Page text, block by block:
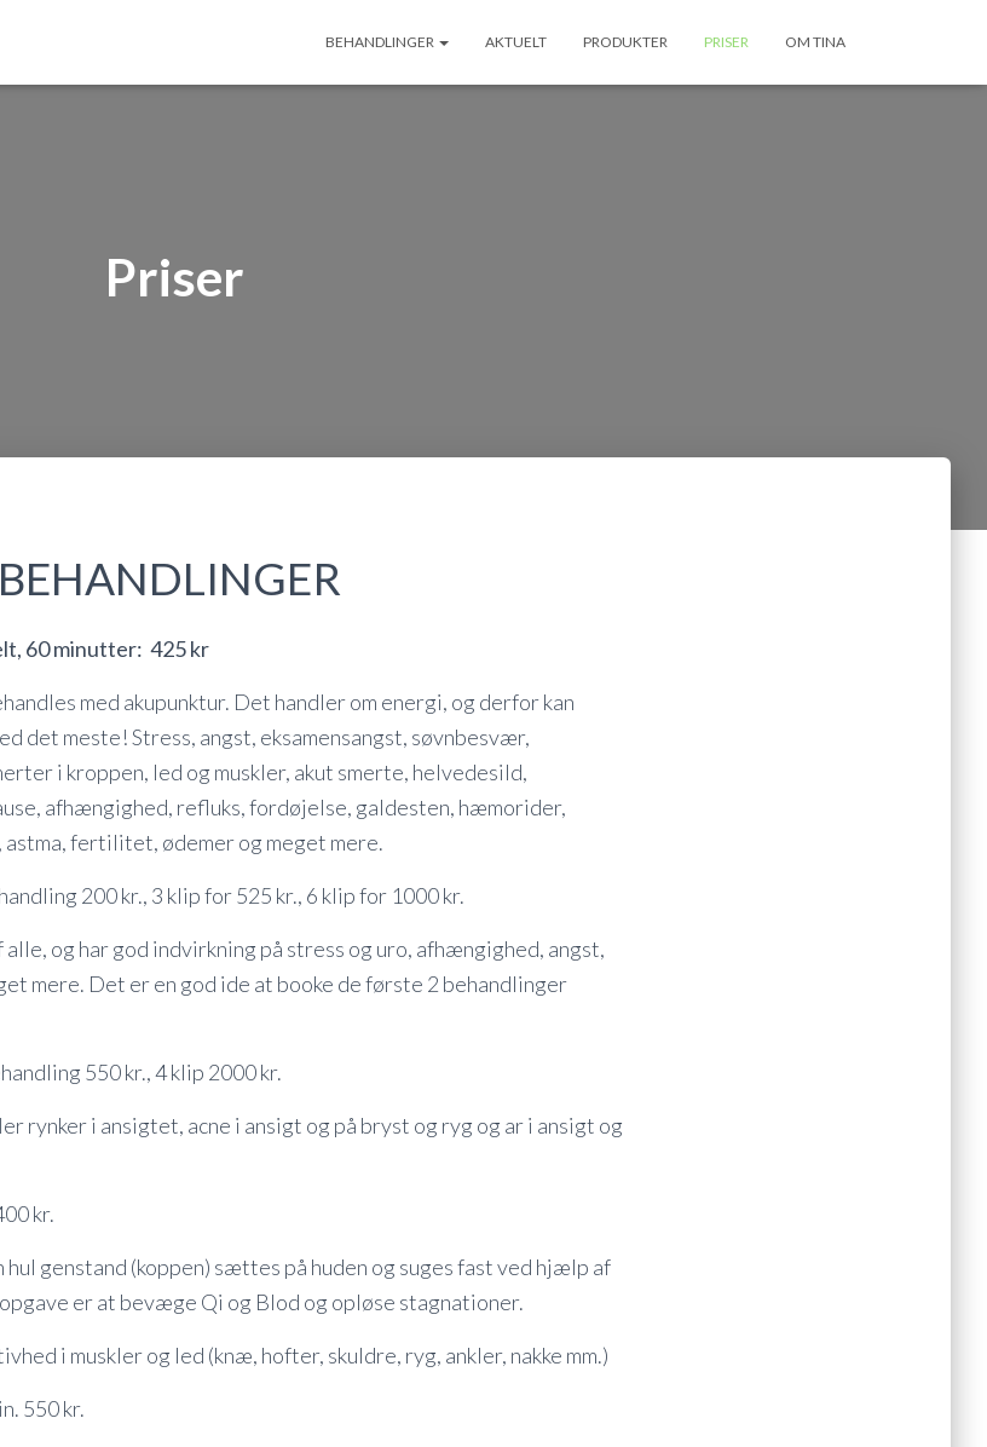
BEHANDLINGER AKTUELT PRODUKTER PRISER OM TINA
Priser
60 minutter: 425 kr
med akupunktur. Det handler om energi, og derfor kan
det meste! Stress, angst, eksamensangst, søvnbesvær,
i kroppen, led og muskler, akut smerte, helvedesild,
afhængighed, refluks, fordøjelse, galdesten, hæmorider,
fertilitet, ødemer og meget mere.
200 kr., 3 klip for 525 kr., 6 klip for 1000 kr.
alle, og har god indvirkning på stress og uro, afhængighed, angst,
mere. Det er en god ide at booke de første 2 behandlinger
550 kr., 4 klip 2000 kr.
rynker i ansigtet, acne i ansigt og på bryst og ryg og ar i ansigt og
kr.
hul genstand (koppen) sættes på huden og suges fast ved hjælp af
er at bevæge Qi og Blod og opløse stagnationer.
i muskler og led (knæ, hofter, skuldre, ryg, ankler, nakke mm.)
550 kr.